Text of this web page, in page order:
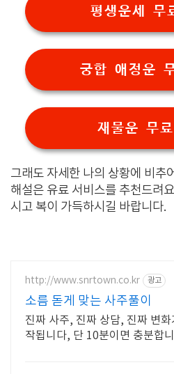
평생운세 무
궁합 애정운
재물운 무
그래도 자세한 나의 상황에 비추
해설은 유료 서비스를 추천드려
시고 복이 가득하시길 바랍니다.
http://www.snrtown.co.kr 광고
소름 돋게 맞는 사주풀이
진짜 사주, 진짜 상담, 진짜 변화
작됩니다, 단 10분이면 충분합